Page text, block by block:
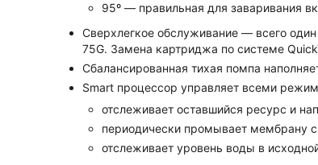
95º — правильная для заваривания
Сверхлегкое обслуживание — всего
75G. Замена картриджа по системе
Сбалансированная тихая помпа
Smart процессор управляет всеми
отслеживает оставшийся ресурс и
периодически промывает мембрану
отслеживает уровень воды в